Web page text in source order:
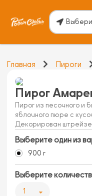
Главная Пироги
Пирог
Пирог из песочного и
яблочного пюре с
Декорирован
Выберите один из
900 г
Выберите
1